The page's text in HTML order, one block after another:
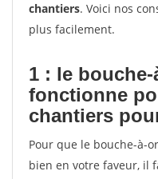
chantiers. Voici nos
plus facilement.
1 : le
fonctionne
chantiers
Pour que le bouche-à-
bien en votre faveur, il